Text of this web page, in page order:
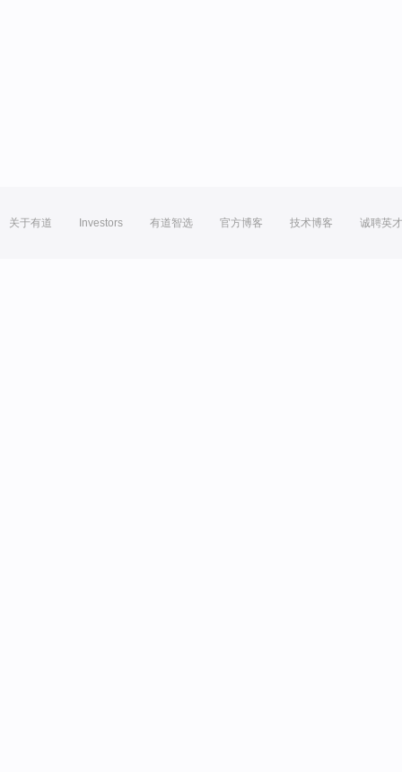
关于有道 Investors 有道智选 官方博客 技术博客 诚聘英才